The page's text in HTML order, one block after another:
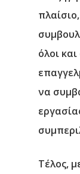
όλοι
να
Τέλος,